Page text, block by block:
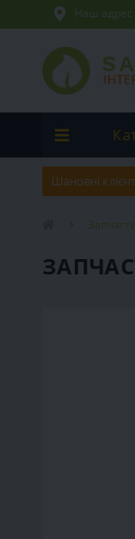
Наш адрес
Шановні